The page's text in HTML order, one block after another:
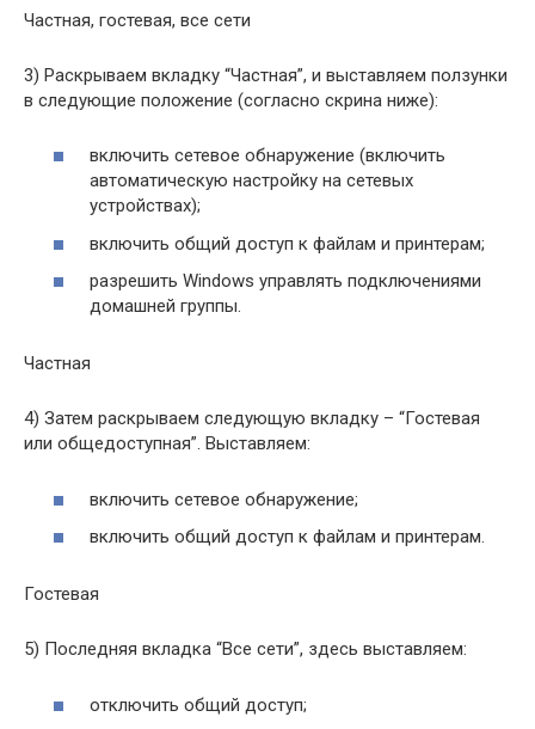
Частная, гостевая, все сети
3) Раскрываем вкладку “Частная”, и выставляем ползунки
в следующие положение (согласно скрина ниже):
включить сетевое обнаружение (включить
автоматическую настройку на сетевых
устройствах);
включить общий доступ к файлам и принтерам;
разрешить Windows управлять подключениями
домашней группы.
Частная
4) Затем раскрываем следующую вкладку – “Гостевая
или общедоступная”. Выставляем:
включить сетевое обнаружение;
включить общий доступ к файлам и принтерам.
Гостевая
5) Последняя вкладка “Все сети”, здесь выставляем:
отключить общий доступ;